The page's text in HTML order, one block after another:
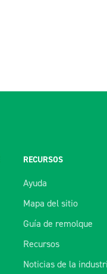
RECURSOS
Ayuda
Mapa del sitio
Guía de remolque
Recursos
Noticias de la